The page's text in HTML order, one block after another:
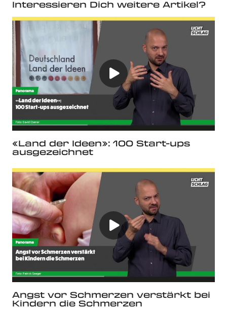
Interessieren Dich weitere Artikel?
«Land der Ideen»: 100 Start-ups
ausgezeichnet
Angst vor Schmerzen verstärkt bei
Kindern die Schmerzen